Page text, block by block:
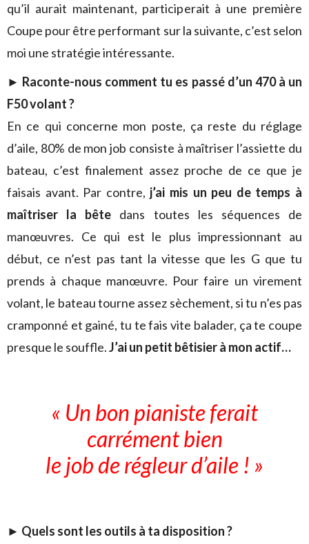
qu’il aurait maintenant, participerait à une première
Coupe pour être performant sur la suivante, c’est selon
moi une stratégie intéressante.
► Raconte-nous comment tu es passé d’un 470 à un
F50 volant ?
En ce qui concerne mon poste, ça reste du réglage
d’aile, 80% de mon job consiste à maîtriser l’assiette du
bateau, c’est finalement assez proche de ce que je
faisais avant. Par contre, j’ai mis un peu de temps à
maîtriser la bête dans toutes les séquences de
manœuvres. Ce qui est le plus impressionnant au
début, ce n’est pas tant la vitesse que les G que tu
prends à chaque manœuvre. Pour faire un virement
volant, le bateau tourne assez sèchement, si tu n’es pas
cramponné et gainé, tu te fais vite balader, ça te coupe
presque le souffle.J’ai un petit bêtisier à mon actif…
« Un bon pianiste ferait
carrément bien
le job de régleur d’aile ! »
► Quels sont les outils à ta disposition ?